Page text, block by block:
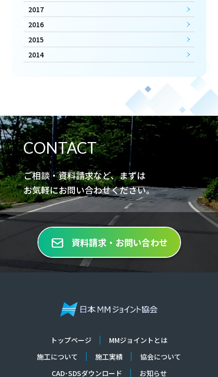
2017
2016
2015
2014
CONTACT
ご相談・資料請求など、まずは
お気軽にお問い合わせください。
資料請求・お問い合わせ
トップページ
MMジョイントとは
施工について
施工実績
協会について
CAD･SDSダウンロード
お知らせ